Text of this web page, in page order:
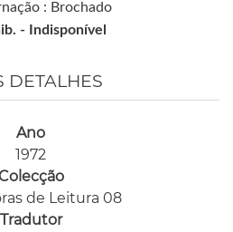
: Brochado
-
Indisponível
DETALHES
Ano
1972
de Leitura 08
Tradutor